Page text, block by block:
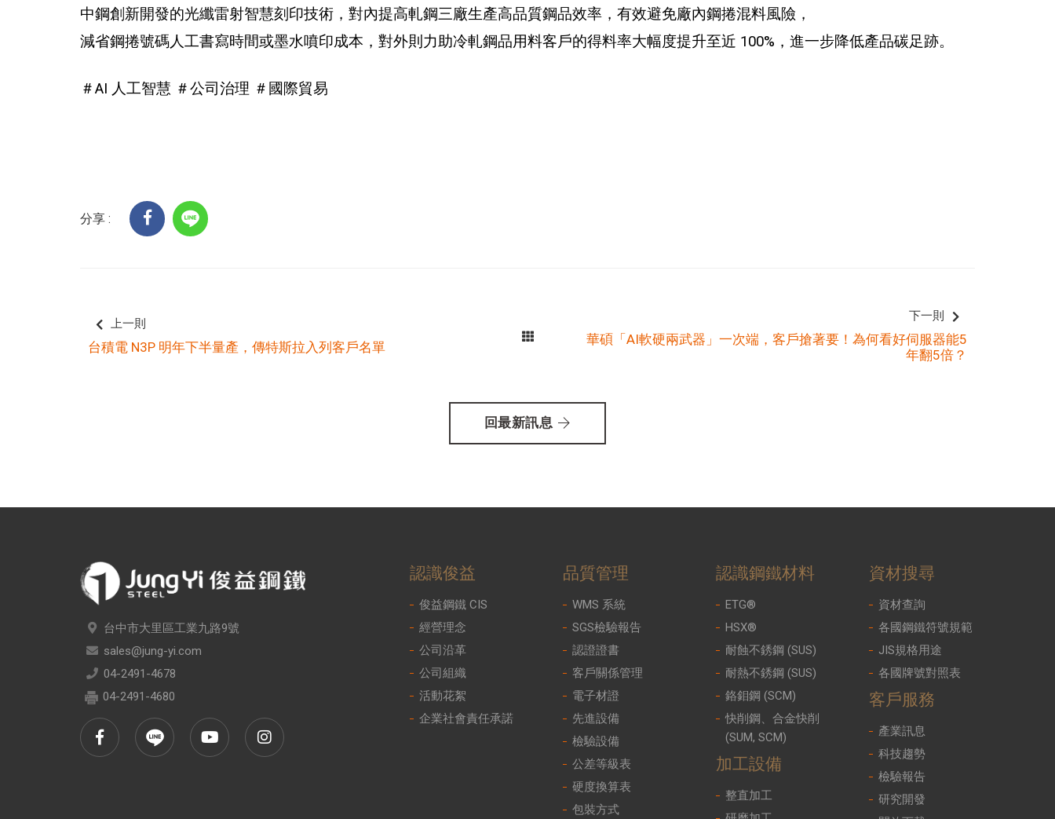
中鋼創新開發的光纖雷射智慧刻印技術，對內提高軋鋼三廠生產高品質鋼品效率，有效避免廠內鋼捲混料風險，
減省鋼捲號碼人工書寫時間或墨水噴印成本，對外則力助冷軋鋼品用料客戶的得料率大幅度提升至近 100%，進一步降低產品碳足跡。
＃AI 人工智慧 ＃公司治理 ＃國際貿易
分享 :
上一則
台積電 N3P 明年下半量產，傳特斯拉入列客戶名單
下一則
華碩「AI軟硬兩武器」一次端，客戶搶著要！為何看好伺服器能5
年翻5倍？
回最新訊息
台中市大里區工業九路9號
sales@jung-yi.com
04-2491-4678
04-2491-4680
認識俊益
俊益鋼鐵 CIS
經營理念
公司沿革
公司組織
活動花絮
企業社會責任承諾
品質管理
WMS 系統
SGS檢驗報告
認證證書
客戶關係管理
電子材證
先進設備
檢驗設備
公差等級表
硬度換算表
包裝方式
認識鋼鐵材料
ETG®
HSX®
耐蝕不銹鋼 (SUS)
耐熱不銹鋼 (SUS)
鉻鉬鋼 (SCM)
快削鋼、合金快削
(SUM, SCM)
加工設備
整直加工
資材搜尋
資材查詢
各國鋼鐵符號規範
JIS規格用途
各國牌號對照表
客戶服務
產業訊息
科技趨勢
檢驗報告
研究開發